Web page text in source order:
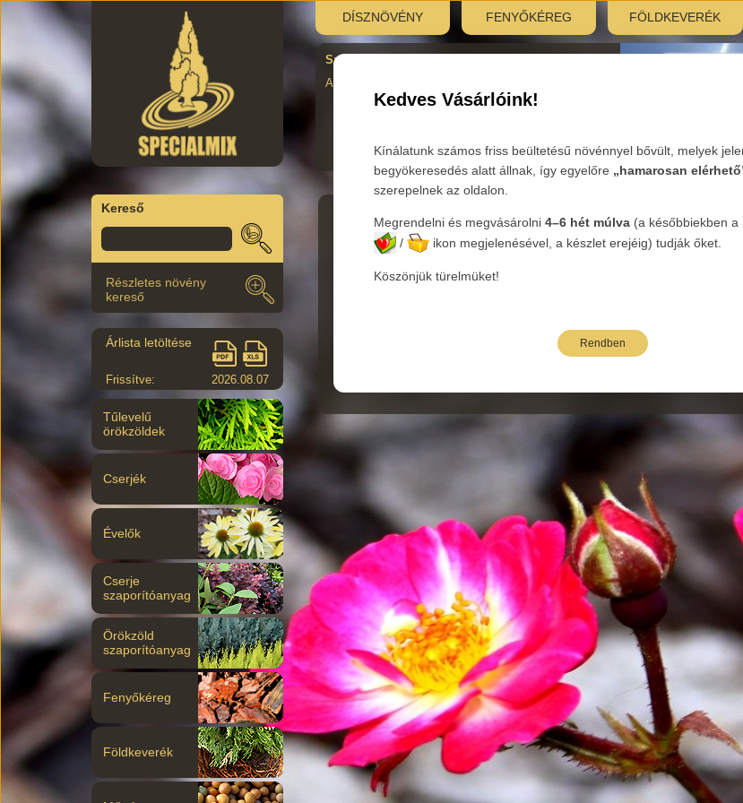
Kedves Vásárlóink!
Kínálatunk számos friss beültetésű növénnyel bővült, melyek
begyökeresedés alatt állnak, így egyelőre „hamarosan
szerepelnek az oldalon.
Megrendelni és megvásárolni 4–6 hét múlva (a későbbiekben a
/
ikon megjelenésével, a készlet erejéig) tudják őket.
Köszönjük türelmüket!
Rendben
DÍSZNÖVÉNY FENYŐKÉREG FÖLDKEVERÉK
Szombati újranyitás:
AUgusztus 29., 7:30–12:00
Tovább
Kereső
Részletes növény
kereső
Árlista letöltése
Frissítve: 2026.08.07
Tűlevelű
örökzöldek
Cserjék
Évelők
Cserje
szaporítóanyag
Örökzöld
szaporítóanyag
Fenyőkéreg
Földkeverék
Főkategória:Tűlevelű örökzöldek Nemzetség : Új kategória
Oldalak: 1